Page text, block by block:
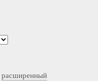
расширенный